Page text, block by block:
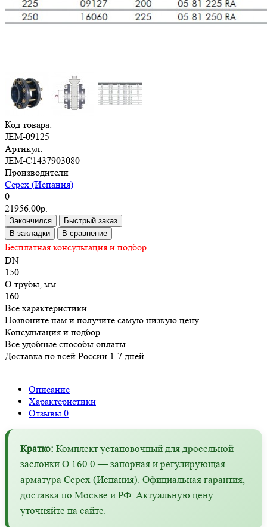
Код товара:
JEM-09125
Артикул:
JEM-C1437903080
Производители
Cepex (Испания)
0
21956.00р.
Закончился
Быстрый заказ
В закладки
В сравнение
Бесплатная консультация и подбор
DN
150
O трубы, мм
160
Все характеристики
Позвоните нам и получите самую низкую цену
Консультация и подбор
Все удобные способы оплаты
Доставка по всей России 1-7 дней
Описание
Характеристики
Отзывы 0
Кратко: Комплект установочный для дросельной
заслонки O 160 0 — запорная и регулирующая
арматура Cepex (Испания). Официальная гарантия,
доставка по Москве и РФ. Актуальную цену
уточняйте на сайте.